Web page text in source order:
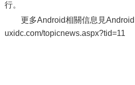
行。
更多Android相關信息見
uxidc.com/topicnews.aspx?tid=11